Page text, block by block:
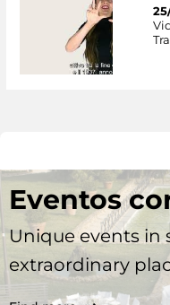
Eventos
Unique events in
extraordinary